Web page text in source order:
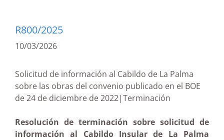
R800/2025
10/03/2026
Solicitud de información al Cabildo de La Palma
sobre las obras del convenio publicado en el BOE
de 24 de diciembre de 2022|Terminación
Resolución de terminación sobre solicitud de
información al Cabildo Insular de La Palma